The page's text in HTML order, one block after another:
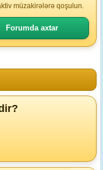
müzakirələrə qoşulun.
Forumda axtar